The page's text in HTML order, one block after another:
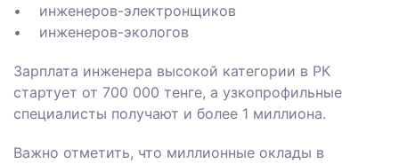
• инженеров-электронщиков
• инженеров-экологов
Зарплата инженера высокой категории в РК
стартует от 700 000 тенге, а узкопрофильные
специалисты получают и более 1 миллиона.
Важно отметить, что миллионные оклады в